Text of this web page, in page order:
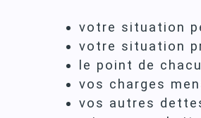
votre situation
votre situation
le point de
vos charges
vos autres